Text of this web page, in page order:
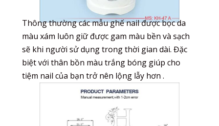
Thông thường các mẫu ghế nail được bọc da
màu xám luôn giữ được gam màu bền và sạch
sẽ khi người sử dụng trong thời gian dài. Đặc
biệt với thân bồn màu trắng bóng giúp cho
tiệm nail của bạn trở nên lộng lẫy hơn .